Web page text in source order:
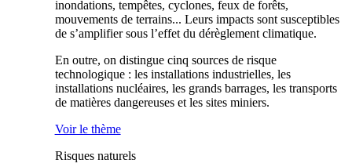
inondations, tempêtes, cyclones, feux de forêts,
mouvements de terrains... Leurs impacts sont susceptibles
de s’amplifier sous l’effet du dérèglement climatique.
En outre, on distingue cinq sources de risque
technologique : les installations industrielles, les
installations nucléaires, les grands barrages, les transports
de matières dangereuses et les sites miniers.
Voir le thème
Risques naturels